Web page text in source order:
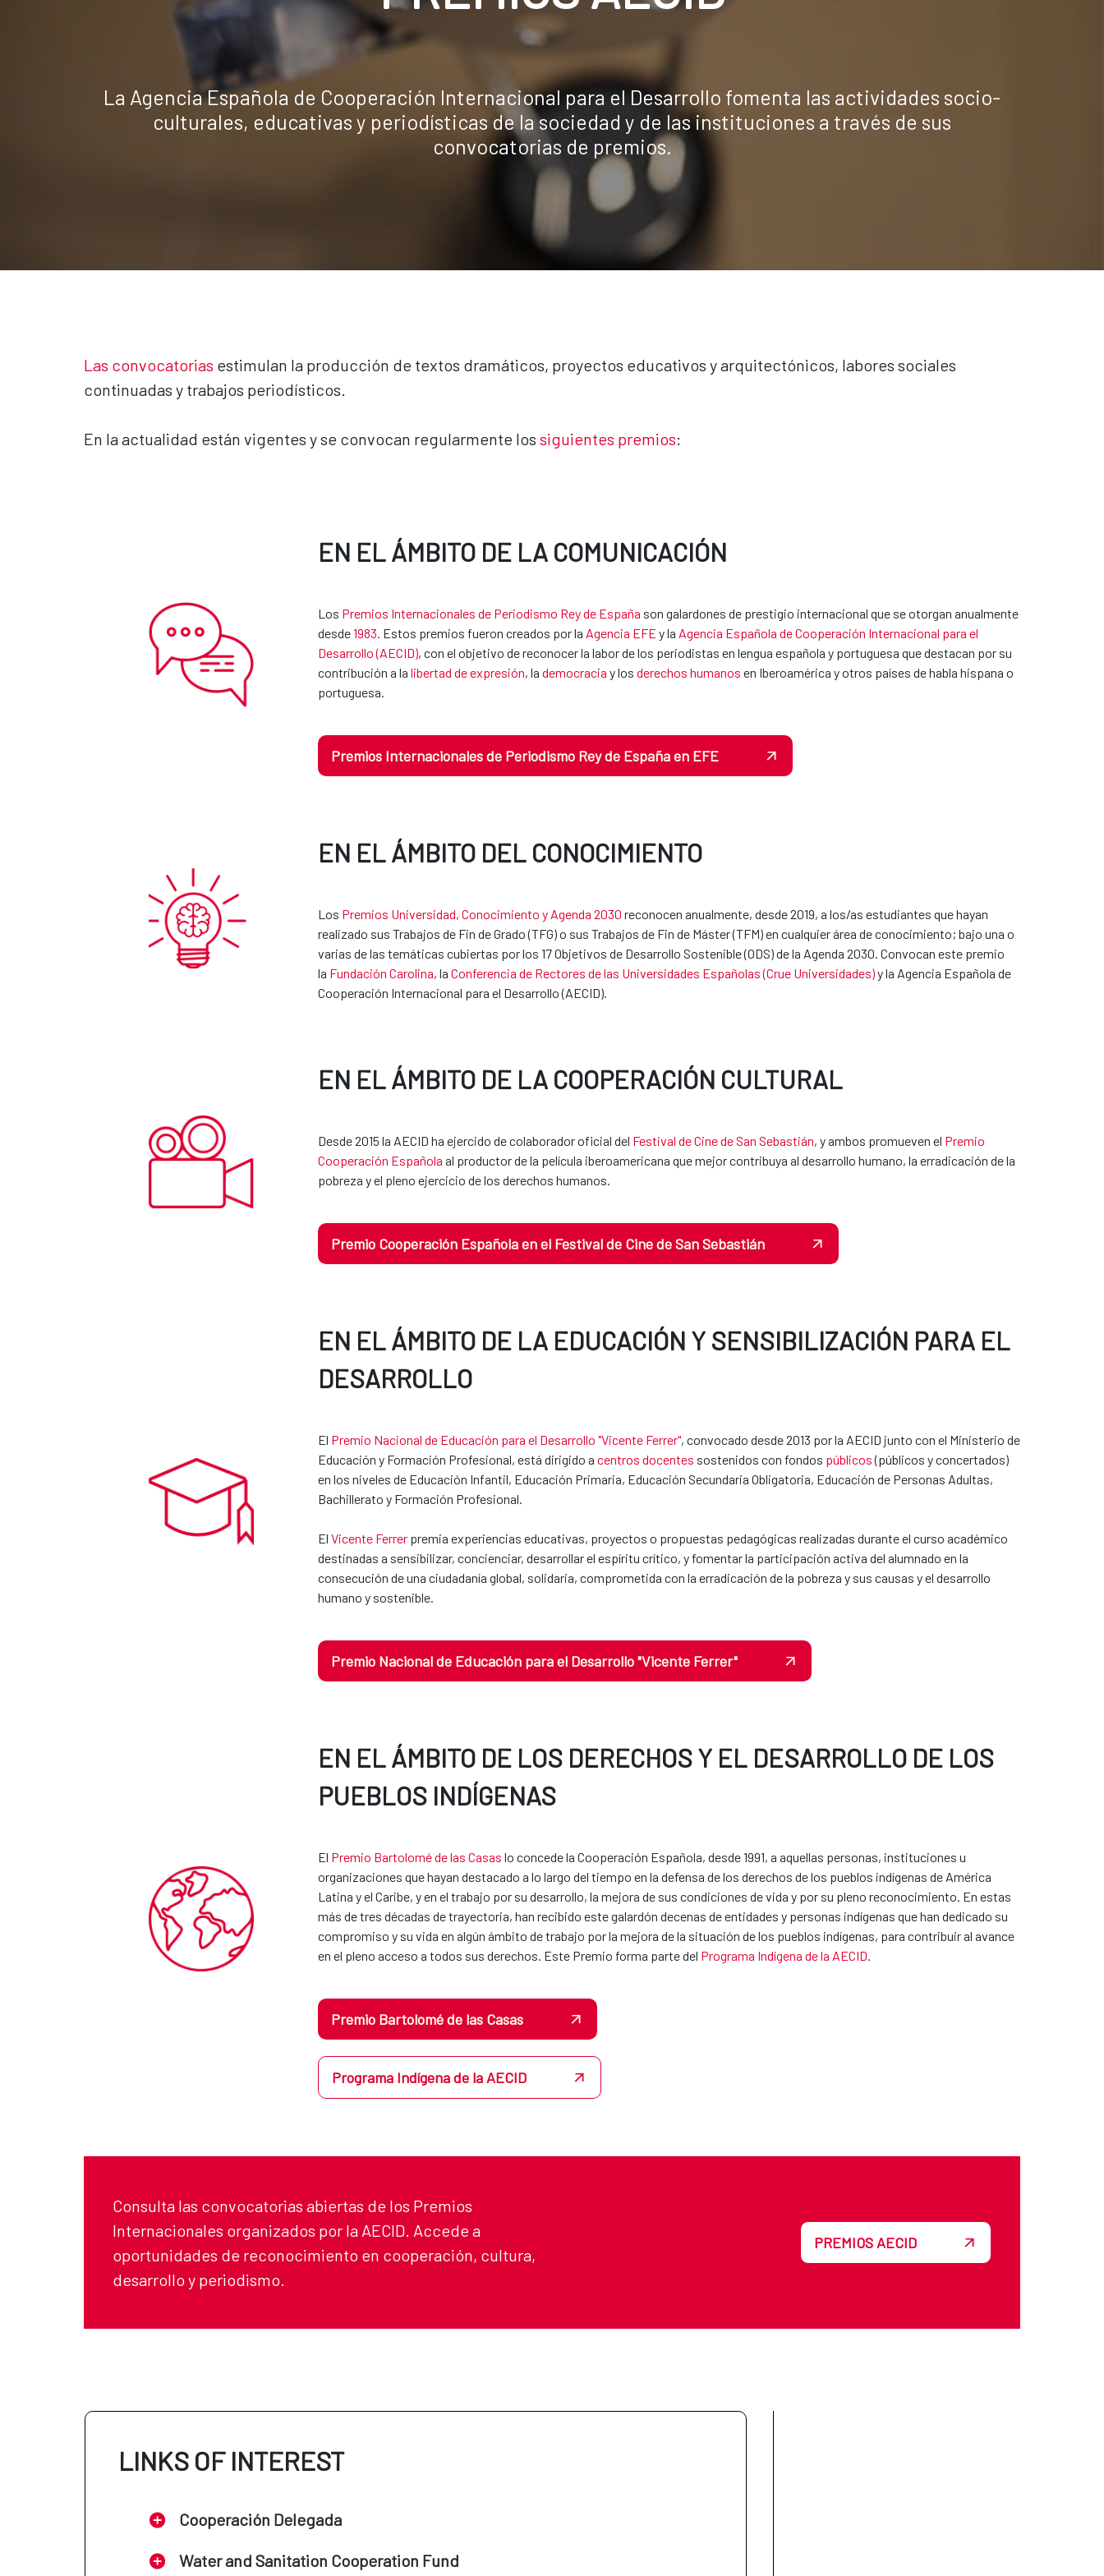
La Agencia Española de Cooperación Internacional para el Desarrollo fomenta las actividades socio-
culturales, educativas y periodísticas de la sociedad y de las instituciones a través de sus
convocatorias de premios.
Las convocatorias estimulan la producción de textos dramáticos, proyectos educativos y arquitectónicos, labores sociales
continuadas y trabajos periodísticos.
En la actualidad están vigentes y se convocan regularmente los siguientes premios:
EN EL ÁMBITO DE LA COMUNICACIÓN
Los Premios Internacionales de Periodismo Rey de España son galardones de prestigio internacional que se otorgan anualmente
desde1983 . Estos premios fueron creados por la Agencia EFE y la Agencia Española de Cooperación Internacional para el
Desarrollo (AECID), con el objetivo de reconocer la labor de los periodistas en lengua española y portuguesa que destacan por su
contribución a la libertad de expresión, la democracia y los derechos humanos en Iberoamérica y otros países de habla hispana o
portuguesa.
Premios Internacionales de Periodismo Rey de España en EFE
EN EL ÁMBITO DEL CONOCIMIENTO
Los Premios Universidad, Conocimiento y Agenda 2030 reconocen anualmente, desde 2019, a los/as estudiantes que hayan
realizado sus Trabajos de Fin de Grado (TFG) o sus Trabajos de Fin de Máster (TFM) en cualquier área de conocimiento; bajo una o
varias de las temáticas cubiertas por los 17 Objetivos de Desarrollo Sostenible (ODS) de la Agenda 2030. Convocan este premio
la Fundación Carolina, la Conferencia de Rectores de las Universidades Españolas (Crue Universidades)y la Agencia Española de
Cooperación Internacional para el Desarrollo (AECID).
EN EL ÁMBITO DE LA COOPERACIÓN CULTURAL
Desde 2015 la AECID ha ejercido de colaborador oficial del Festival de Cine de San Sebastián, y ambos promueven el Premio
Cooperación Española al productor de la película iberoamericana que mejor contribuya al desarrollo humano, la erradicación de la
pobreza y el pleno ejercicio de los derechos humanos.
Premio Cooperación Española en el Festival de Cine de San Sebastián
EN EL ÁMBITO DE LA EDUCACIÓN Y SENSIBILIZACIÓN PARA EL
DESARROLLO
El Premio Nacional de Educación para el Desarrollo "Vicente Ferrer", convocado desde 2013 por la AECID junto con el Ministerio de
Educación y Formación Profesional, está dirigido a centros docentes sostenidos con fondos públicos(públicos y concertados)
en los niveles de Educación Infantil, Educación Primaria, Educación Secundaria Obligatoria, Educación de​​ Personas Adultas,
Bachillerato y Formación Profesional.
El Vicente Ferrer premia experiencias educativas, proyectos o propuestas pedagógicas realizadas durante el curso académico
destinadas a sensibilizar, concienciar, desarrollar el espíritu crítico, y fomentar la participación activa del alumnado en la
consecución de una ciudadanía global, solidaria, comprometida con la erradicación de la pobreza y sus causas y el desarrollo
humano y sostenible.
Premio Nacional de Educación para el Desarrollo "Vicente Ferrer"
EN EL ÁMBITO DE LOS DERECHOS Y EL DESARROLLO DE LOS
PUEBLOS INDÍGENAS
El Premio Bartolomé de las Casas lo concede la Cooperación Española, desde 1991, a aquellas personas, instituciones u
organizaciones que hayan destacado a lo largo del tiempo en la defensa de los derechos de los pueblos indígenas de América
Latina y el Caribe, y en el trabajo por su desarrollo, la mejora de sus condiciones de vida y por su pleno reconocimiento. En estas
más de tres décadas de trayectoria, han recibido este galardón decenas de entidades y personas indígenas que han dedicado su
compromiso y su vida en algún ámbito de trabajo por la mejora de la situación de los pueblos indígenas, para contribuir al avance
en el pleno acceso a todos sus derechos. Este Premio forma parte del Programa Indígena de la AECID
Premio Bartolomé de las Casas
Programa Indígena de la AECID
Consulta las convocatorias abiertas de los Premios
Internacionales organizados por la AECID. Accede a
oportunidades de reconocimiento en cooperación, cultura,
desarrollo y periodismo.
PREMIOS AECID
LINKS OF INTEREST
Cooperación Delegada
Water and Sanitation Cooperation Fund